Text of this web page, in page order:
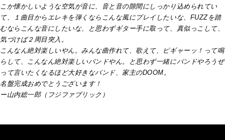
こか懐かしいような空気が音に、音と音の隙間にしっかり込められてい
て、１曲目からエレキを弾くならこんな風にプレイしたいな、FUZZを踏
むならこんな音にしたいな、と思わずギター手に取って、真似っこして、
気づけば２周目突入。
こんなん絶対楽しいやん。みんな曲作れて、歌えて、ピギャーッ！って鳴
らして、こんなん絶対楽しいバンドやん。と思わず一緒にバンドやろうぜ
って言いたくなるほど大好きなバンド、家主のDOOM。
名盤完成おめでとうございます！
ー山内総一郎（フジファブリック）